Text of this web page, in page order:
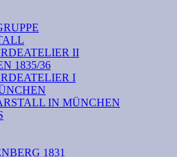
II
1835/36
I
IN MÜNCHEN
1831